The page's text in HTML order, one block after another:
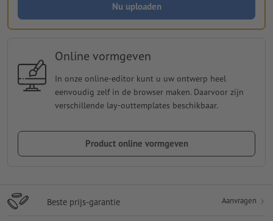
Nu uploaden
Online vormgeven
In onze online-editor kunt u uw ontwerp heel
eenvoudig zelf in de browser maken. Daarvoor zijn
verschillende lay-outtemplates beschikbaar.
Product online vormgeven
Beste prijs-garantie Aanvragen